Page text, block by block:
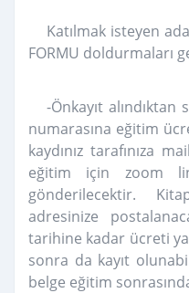
Katılmak isteyen
FORMU doldurmaları
-Önkayıt
numarasına eğitim
kaydınız tarafınıza
eğitim için zoom
gönderilecektir.
adresinize
tarihine kadar ücreti
sonra da kayıt
belge eğitim